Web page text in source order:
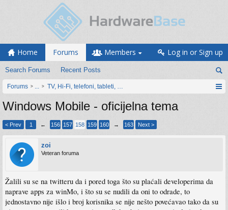
Home Forums
Search Forums Recent Posts
Members Log in or Sign up
Forums ... TV, Hi-Fi, telefoni, tableti, satovi, IoT oprema
Windows Mobile - oficijelna tema
< Prev 1 ← 156 157 158 159 160 → 163 Next >
zoi
Veteran foruma
Žalili su se na twitteru da i pored toga što su plaćali developerima da
naprave apps za winMo, i što su se nudili da oni to odrade, to
jednostavno nije išlo i broj korisnika se nije nešto povećavao tako da su